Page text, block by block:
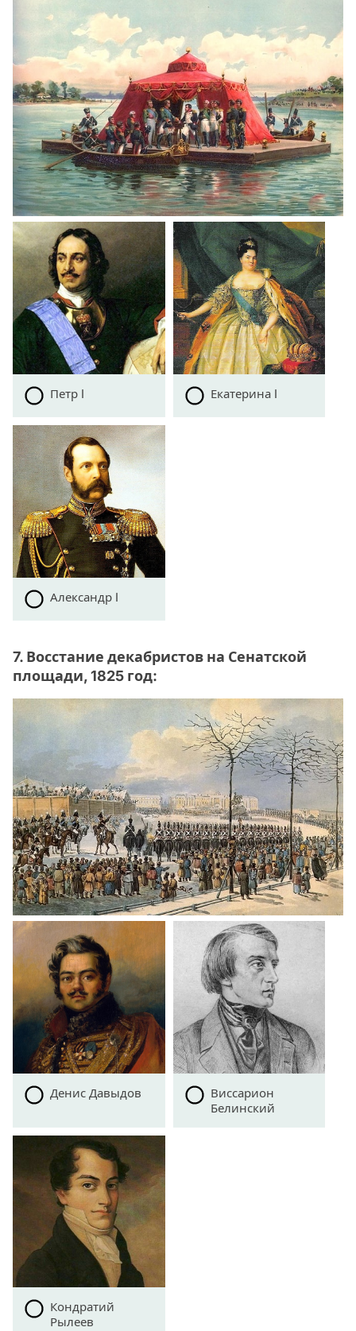
Петр I Екатерина I
Александр I
7. Восстание декабристов на Сенатской
площади, 1825 год:
Денис Давыдов
Виссарион
Белинский
Кондратий
Рылеев